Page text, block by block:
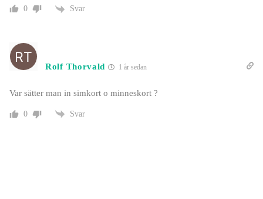
0 Svar
Rolf Thorvald 1 år sedan
Var sätter man in simkort o minneskort ?
0 Svar